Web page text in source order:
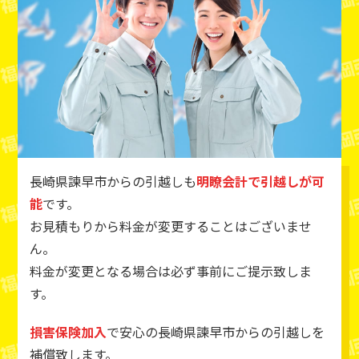
長崎県諫早市からの引越しも明瞭会計で引越しが可
能です。
お見積もりから料金が変更することはございませ
ん。
料金が変更となる場合は必ず事前にご提示致しま
す。
損害保険加入で安心の長崎県諫早市からの引越しを
補償致します。